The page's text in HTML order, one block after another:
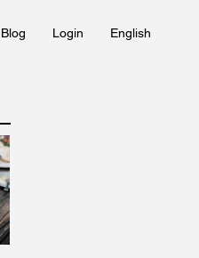
Blog Login English